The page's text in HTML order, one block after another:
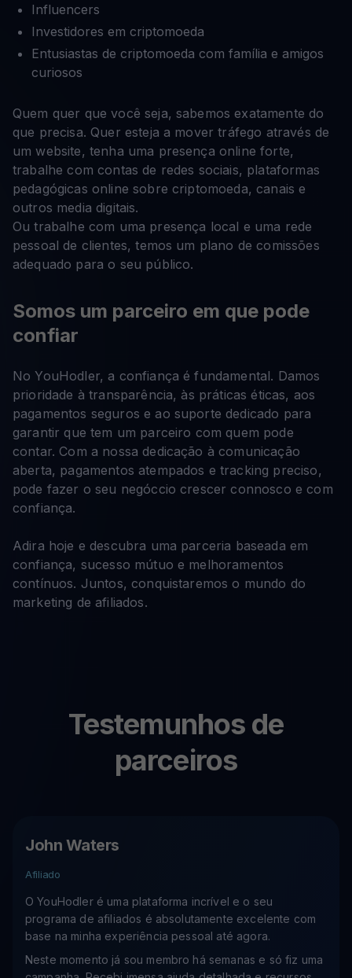
Influencers
Investidores em criptomoeda
Entusiastas de criptomoeda com família e amigos
curiosos
Quem quer que você seja, sabemos exatamente do
que precisa. Quer esteja a mover tráfego através de
um website, tenha uma presença online forte,
trabalhe com contas de redes sociais, plataformas
pedagógicas online sobre criptomoeda, canais e
outros media digitais.
Ou trabalhe com uma presença local e uma rede
pessoal de clientes, temos um plano de comissões
adequado para o seu público.
Somos um parceiro em que pode
confiar
No YouHodler, a confiança é fundamental. Damos
prioridade à transparência, às práticas éticas, aos
pagamentos seguros e ao suporte dedicado para
garantir que tem um parceiro com quem pode
contar. Com a nossa dedicação à comunicação
aberta, pagamentos atempados e tracking preciso,
pode fazer o seu negóccio crescer connosco e com
confiança.
Adira hoje e descubra uma parceria baseada em
confiança, sucesso mútuo e melhoramentos
contínuos. Juntos, conquistaremos o mundo do
marketing de afiliados.
Testemunhos de
parceiros
John Waters
Afiliado
O YouHodler é uma plataforma incrível e o seu
programa de afiliados é absolutamente excelente com
base na minha experiência pessoal até agora.
Neste momento já sou membro há semanas e só fiz uma